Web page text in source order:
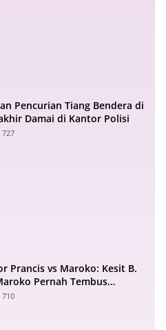
Pencurian Tiang Bendera di
Damai di Kantor Polisi
727
Prancis vs Maroko: Kesit B.
Pernah Tembus
710